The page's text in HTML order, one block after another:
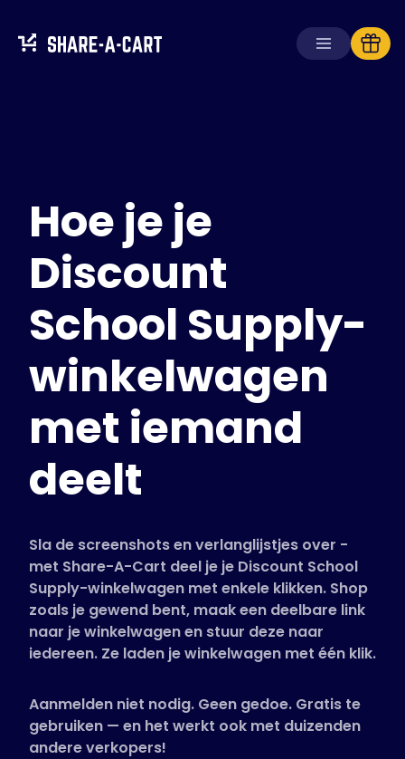
Oplossingen
Voor consumenten
Voor scholen
Voor ondernemingen
Haal Plus+
Inloggen
Ondersteunde winkels
Nederlands (Dutch)
Hoe je je
Discount
School Supply-
winkelwagen
met iemand
deelt
Sla de screenshots en verlanglijstjes over -
met Share-A-Cart deel je je Discount School
Supply-winkelwagen met enkele klikken. Shop
zoals je gewend bent, maak een deelbare link
naar je winkelwagen en stuur deze naar
iedereen. Ze laden je winkelwagen met één klik.
Aanmelden niet nodig. Geen gedoe. Gratis te
gebruiken — en het werkt ook met duizenden
andere verkopers!